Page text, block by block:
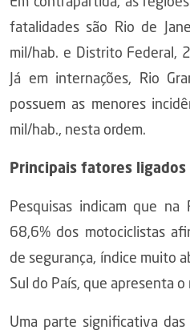
fatalidades são Rio de
mil/hab. e Distrito Federal,
Já em internações, Rio
possuem as menores
mil/hab., nesta ordem.
Principais fatores
Pesquisas indicam que na
68,6% dos motociclistas
de segurança, índice muito
Sul do País, que apresenta
Uma parte significativa